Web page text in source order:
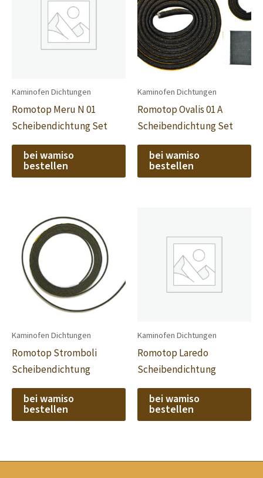
Kaminofen Dichtungen
Romotop Meru N 01
Scheibendichtung Set
bei wamiso
bestellen
Kaminofen Dichtungen
Romotop Ovalis 01 A
Scheibendichtung Set
bei wamiso
bestellen
Kaminofen Dichtungen
Romotop Stromboli
Scheibendichtung
bei wamiso
bestellen
Kaminofen Dichtungen
Romotop Laredo
Scheibendichtung
bei wamiso
bestellen